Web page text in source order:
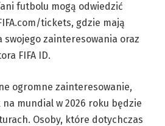
futbolu mogą odwiedzić
tickets, gdzie mają
swojego zainteresowania oraz
FIFA ID.
ogromne zainteresowanie,
mundial w 2026 roku będzie
Osoby, które dotychczas